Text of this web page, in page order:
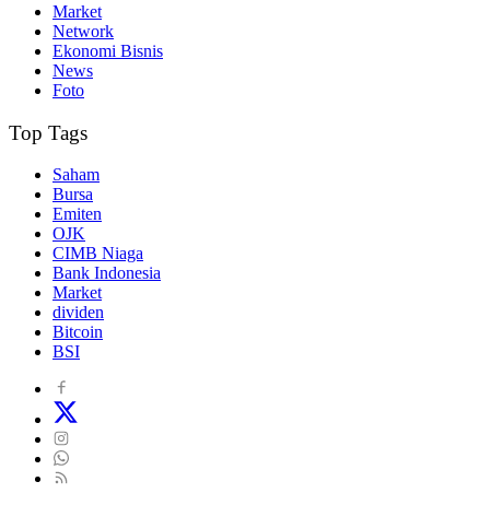
Market
Network
Ekonomi Bisnis
News
Foto
Top Tags
Saham
Bursa
Emiten
OJK
CIMB Niaga
Bank Indonesia
Market
dividen
Bitcoin
BSI